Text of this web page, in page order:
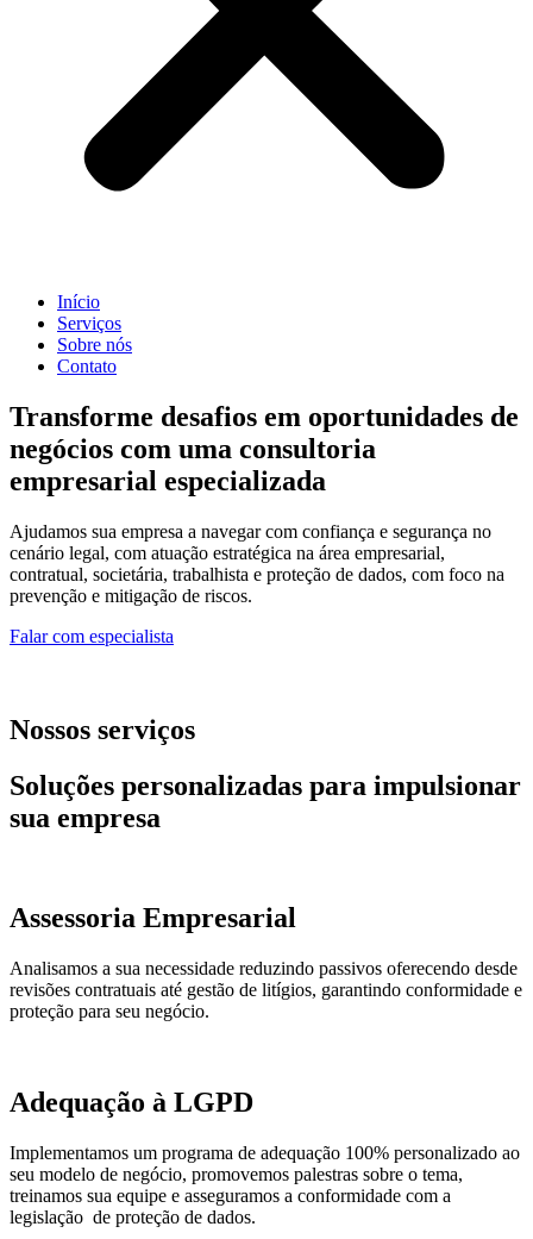
Início
Serviços
Sobre nós
Contato
Transforme desafios em oportunidades de
negócios com uma consultoria
empresarial especializada
Ajudamos sua empresa a navegar com confiança e segurança no
cenário legal, com atuação estratégica na área empresarial,
contratual, societária, trabalhista e proteção de dados, com foco na
prevenção e mitigação de riscos.
Falar com especialista
Nossos serviços
Soluções personalizadas para impulsionar
sua empresa
Assessoria Empresarial
Analisamos a sua necessidade reduzindo passivos oferecendo desde
revisões contratuais até gestão de litígios, garantindo conformidade e
proteção para seu negócio.
Adequação à LGPD
Implementamos um programa de adequação 100% personalizado ao
seu modelo de negócio, promovemos palestras sobre o tema,
treinamos sua equipe e asseguramos a conformidade com a
legislação de proteção de dados.